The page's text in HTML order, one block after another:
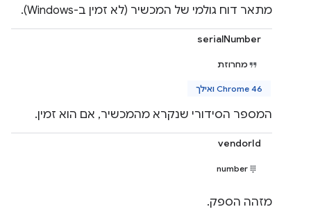
מתאר דוח גולמי של המכשיר (לא זמין ב-Windows).
serialNumber
מחרוזת
Chrome 46 ואילך
המספר הסידורי שנקרא מהמכשיר, אם הוא זמין.
vendorId
number
מזהה הספק.